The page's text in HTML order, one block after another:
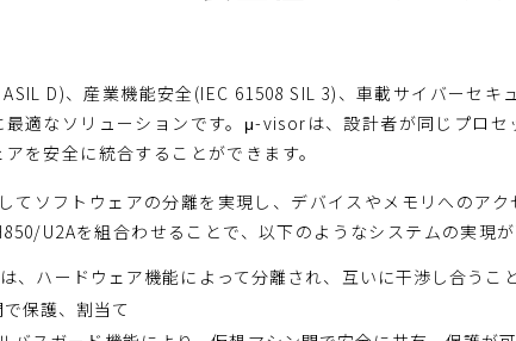
D)、産業機能安全(IEC 61508 SIL 3)、車載サイバーセキ
最適なソリューションです。μ-visorは、設計者が同じプロ
を安全に統合することができます。
ソフトウェアの分離を実現し、デバイスやメモリへのア
U2Aを組合わせることで、以下のようなシステムの実現
、ハードウェア機能によって分離され、互いに干渉し合うこ
保護、割当て